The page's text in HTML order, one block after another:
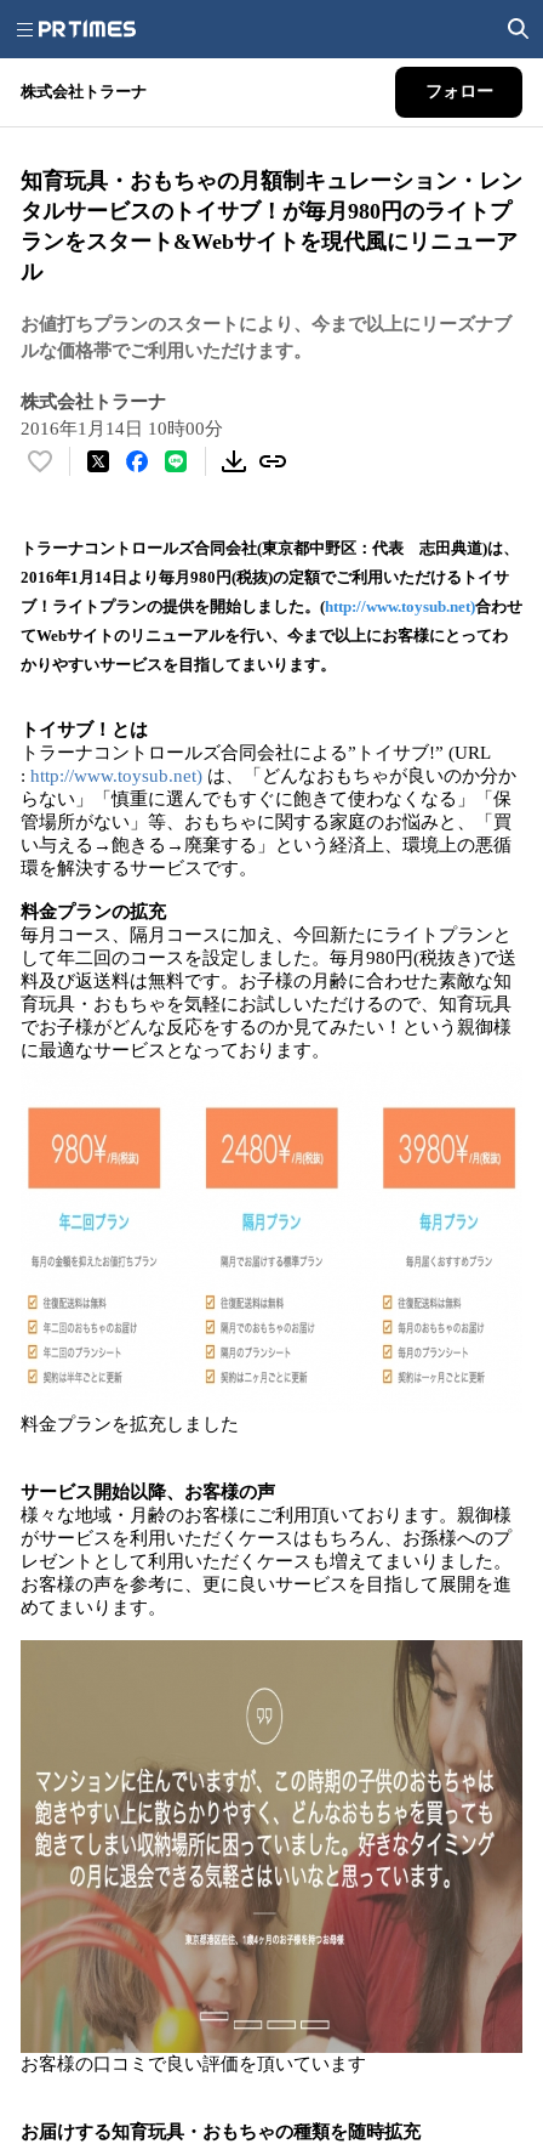
株式会社トラーナ フォロー
知育玩具・おもちゃの月額制キュレーション・レン
タルサービスのトイサブ！が毎月980円のライトプ
ランをスタート&Webサイトを現代風にリニューア
ル
お値打ちプランのスタートにより、今まで以上にリーズナブ
ルな価格帯でご利用いただけます。
株式会社トラーナ
2016年1月14日 10時00分
い
！
数
を
読
込
中
で
す
トラーナコントロールズ合同会社(東京都中野区：代表 志田典道)は、
2016年1月14日より毎月980円(税抜)の定額でご利用いただけるトイサ
ブ！ライトプランの提供を開始しました。(http://www.toysub.net)合わせ
てWebサイトのリニューアルを行い、今まで以上にお客様にとってわ
かりやすいサービスを目指してまいります。
トイサブ！とは
トラーナコントロールズ合同会社による”トイサブ!” (URL
: http://www.toysub.net) は、「どんなおもちゃが良いのか分か
らない」「慎重に選んでもすぐに飽きて使わなくなる」「保
管場所がない」等、おもちゃに関する家庭のお悩みと、「買
い与える→飽きる→廃棄する」という経済上、環境上の悪循
環を解決するサービスです。
料金プランの拡充
毎月コース、隔月コースに加え、今回新たにライトプランと
して年二回のコースを設定しました。毎月980円(税抜き)で送
料及び返送料は無料です。お子様の月齢に合わせた素敵な知
育玩具・おもちゃを気軽にお試しいただけるので、知育玩具
でお子様がどんな反応をするのか見てみたい！という親御様
に最適なサービスとなっております。
料金プランを拡充しました
サービス開始以降、お客様の声
様々な地域・月齢のお客様にご利用頂いております。親御様
がサービスを利用いただくケースはもちろん、お孫様へのプ
レゼントとして利用いただくケースも増えてまいりました。
お客様の声を参考に、更に良いサービスを目指して展開を進
めてまいります。
お客様の口コミで良い評価を頂いています
お届けする知育玩具・おもちゃの種類を随時拡充